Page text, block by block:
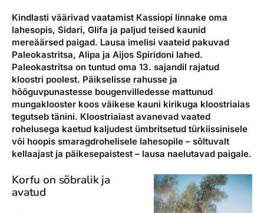
Kindlasti väärivad vaatamist Kassiopi linnake oma
lahesopis, Sidari, Glifa ja paljud teised kaunid
mereäärsed paigad. Lausa imelisi vaateid pakuvad
Paleokastritsa, Alipa ja Aijos Spiridoni lahed.
Paleokastritsa on tuntud oma 13. sajandil rajatud
kloostri poolest. Päikselisse rahusse ja
hõõguvpunastesse bougenvilledesse mattunud
mungaklooster koos väikese kauni kirikuga kloostriaias
tegutseb tänini. Kloostriaiast avanevad vaated
rohelusega kaetud kaljudest ümbritsetud türkiissinisele
või hoopis smaragdrohelisele lahesopile – sõltuvalt
kellaajast ja päikesepaistest – lausa naelutavad paigale.
Korfu on sõbralik ja
avatud